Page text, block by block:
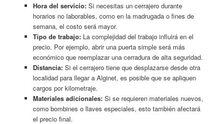
Hora del servicio:Si necesitas un cerrajero durante
horarios no laborables, como en la madrugada o fines de
semana, el costo será mayor.
Tipo de trabajo:La complejidad del trabajo influirá en el
precio. Por ejemplo, abrir una puerta simple será más
económico que reemplazar una cerradura de alta seguridad.
Distancia:Si el cerrajero tiene que desplazarse desde otra
localidad para llegar a Alginet, es posible que se apliquen
cargos por kilometraje.
Materiales adicionales:Si se requieren materiales nuevos,
como bombines o llaves especiales, esto también afectará
el precio final.